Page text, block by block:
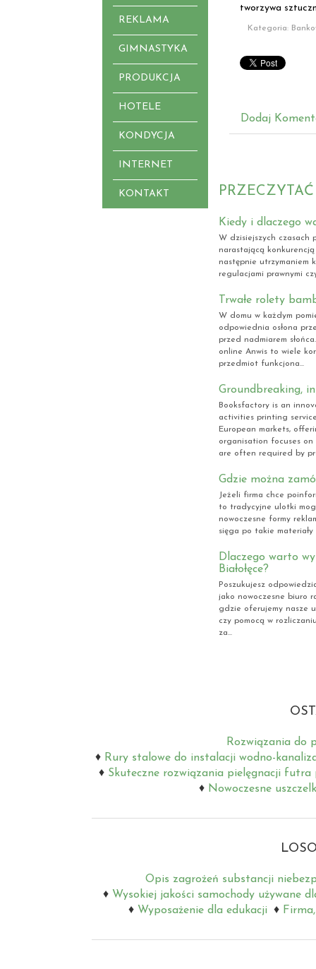
REKLAMA
GIMNASTYKA
PRODUKCJA
HOTELE
KONDYCJA
INTERNET
KONTAKT
tworzywa
Kategoria:
Dodaj
Kiedy i dlaczego
W dzisiejszych czasach
narastającą
następnie utrzymaniem
regulacjami prawnymi
Trwałe rolety
W domu w każdym
odpowiednia osłona
przed nadmiarem
online Anwis to wiele
przedmiot funkcjona...
Groundbreaking,
Booksfactory is an
activities printing
European markets,
organisation focuses
are often required by
Gdzie można
Jeżeli firma chce
to tradycyjne ulotki
nowoczesne formy
sięga po takie
Dlaczego warto
Białołęce?
Poszukujesz
jako nowoczesne biuro
gdzie oferujemy nasze
czy pomocą w
za...
Rozwiązania do
Rury stalowe do instalacji wodno-
Skuteczne rozwiązania pielęgnacji futra
Nowoczesne
Opis zagrożeń substancji
Wysokiej jakości samochody używane
Wyposażenie dla edukacji